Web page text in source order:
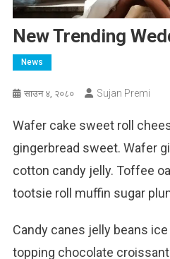
New Trending
News
साउन ४, २०८० Sujan Premi
Wafer cake sweet roll
gingerbread sweet. Wafer
cotton candy jelly. Toffee
tootsie roll muffin sugar
Candy canes jelly beans
topping chocolate